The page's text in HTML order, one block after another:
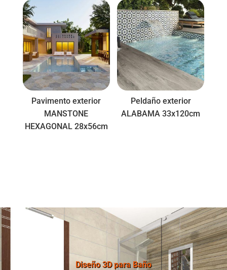
Pavimento exterior
MANSTONE
HEXAGONAL 28x56cm
Peldaño exterior
ALABAMA 33x120cm
Diseño 3D para Baño